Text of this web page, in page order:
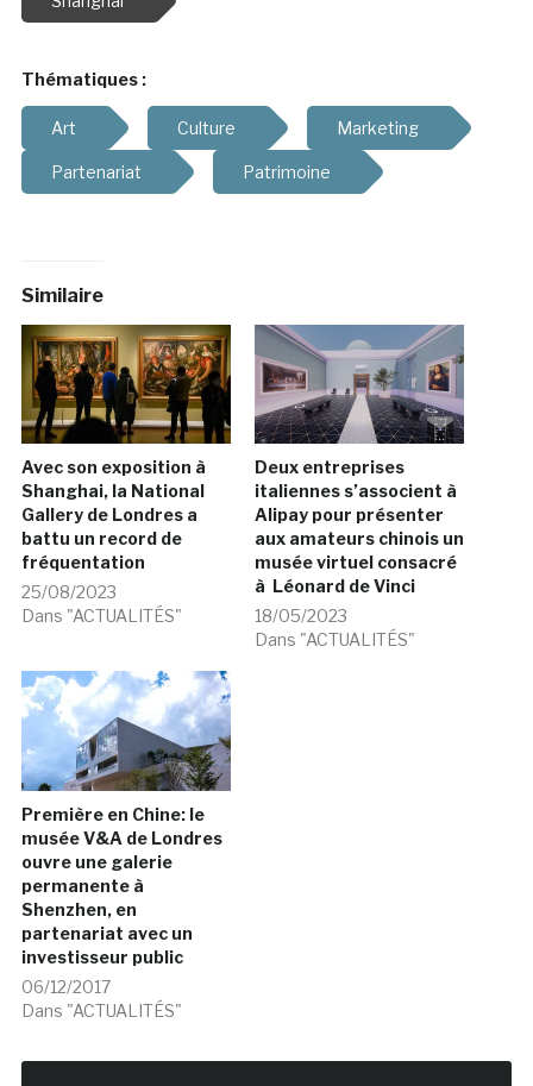
Thématiques :
Art Culture Marketing
Partenariat Patrimoine
Similaire
Avec son exposition à
Shanghai, la National
Gallery de Londres a
battu un record de
fréquentation
25/08/2023
Dans "ACTUALITÉS"
Deux entreprises
italiennes s’associent à
Alipay pour présenter
aux amateurs chinois un
musée virtuel consacré
à Léonard de Vinci
18/05/2023
Dans "ACTUALITÉS"
Première en Chine: le
musée V&A de Londres
ouvre une galerie
permanente à
Shenzhen, en
partenariat avec un
investisseur public
06/12/2017
Dans "ACTUALITÉS"